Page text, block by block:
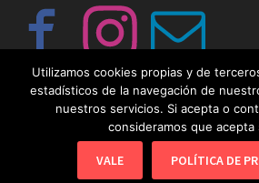
© Copyright GayFriendlySpain 2019
Utilizamos cookies propias y de
estadísticos de la navegación de
nuestros servicios. Si acepta o
consideramos que acepta
VALE POLÍTICA DE